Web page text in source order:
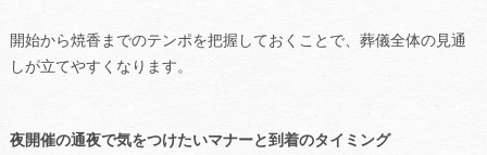
開始から焼香までのテンポを把握しておくことで、葬儀全体の見通
しが立てやすくなります。
夜開催の通夜で気をつけたいマナーと到着のタイミング